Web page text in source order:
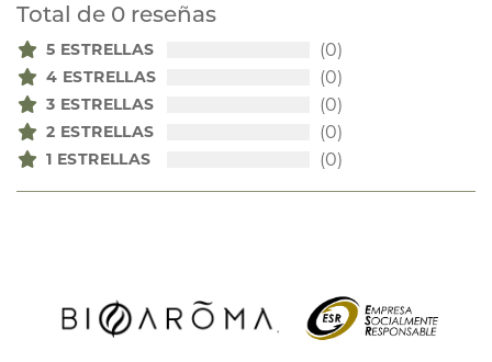
Total de 0 reseñas
5 ESTRELLAS (0)
4 ESTRELLAS (0)
3 ESTRELLAS (0)
2 ESTRELLAS (0)
1 ESTRELLAS (0)